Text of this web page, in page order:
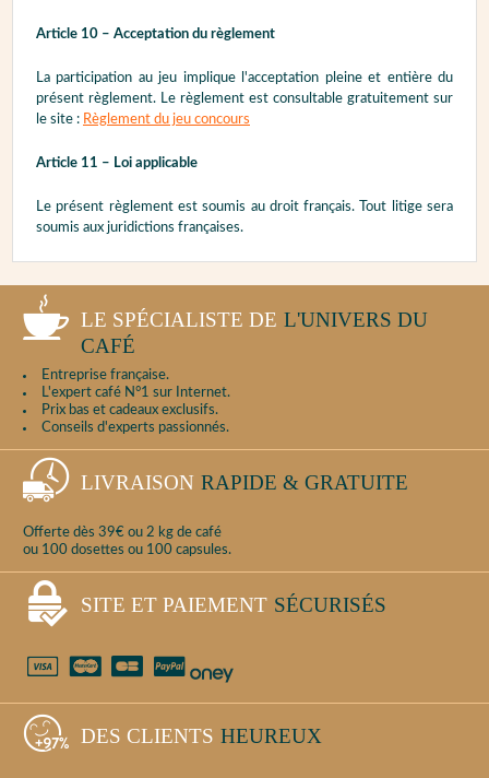
Article 10 – Acceptation du règlement
La participation au jeu implique l'acceptation pleine et entière du
présent règlement. Le règlement est consultable gratuitement sur
le site : Règlement du jeu concours
Article 11 – Loi applicable
Le présent règlement est soumis au droit français. Tout litige sera
soumis aux juridictions françaises.
LE SPÉCIALISTE DE L'UNIVERS DU
CAFÉ
Entreprise française.
L'expert café N°1 sur Internet.
Prix bas et cadeaux exclusifs.
Conseils d'experts passionnés.
LIVRAISON RAPIDE & GRATUITE
Offerte dès 39€ ou 2 kg de café
ou 100 dosettes ou 100 capsules.
SITE ET PAIEMENT SÉCURISÉS
DES CLIENTS HEUREUX